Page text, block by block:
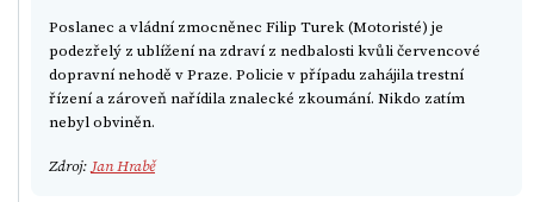
Poslanec a vládní zmocněnec Filip Turek (Motoristé) je
podezřelý z ublížení na zdraví z nedbalosti kvůli červencové
dopravní nehodě v Praze. Policie v případu zahájila trestní
řízení a zároveň nařídila znalecké zkoumání. Nikdo zatím
nebyl obviněn.
Zdroj: Jan Hrabě